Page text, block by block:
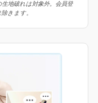
地破れは対象外。会員登
きます。